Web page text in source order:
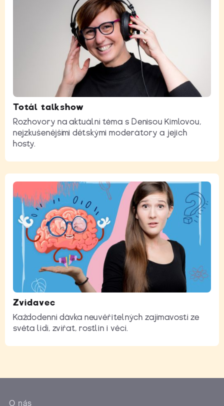
Totál talkshow
Rozhovory na aktuální téma s Denisou Kimlovou,
nejzkušenějšími dětskými moderátory a jejich
hosty.
Zvídavec
Každodenní dávka neuvěřitelných zajímavostí ze
světa lidí, zvířat, rostlin i věcí.
O nás